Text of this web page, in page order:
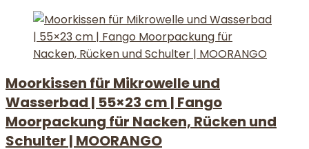
Moorkissen für Mikrowelle und
Wasserbad | 55×23 cm | Fango
Moorpackung für Nacken, Rücken und
Schulter | MOORANGO